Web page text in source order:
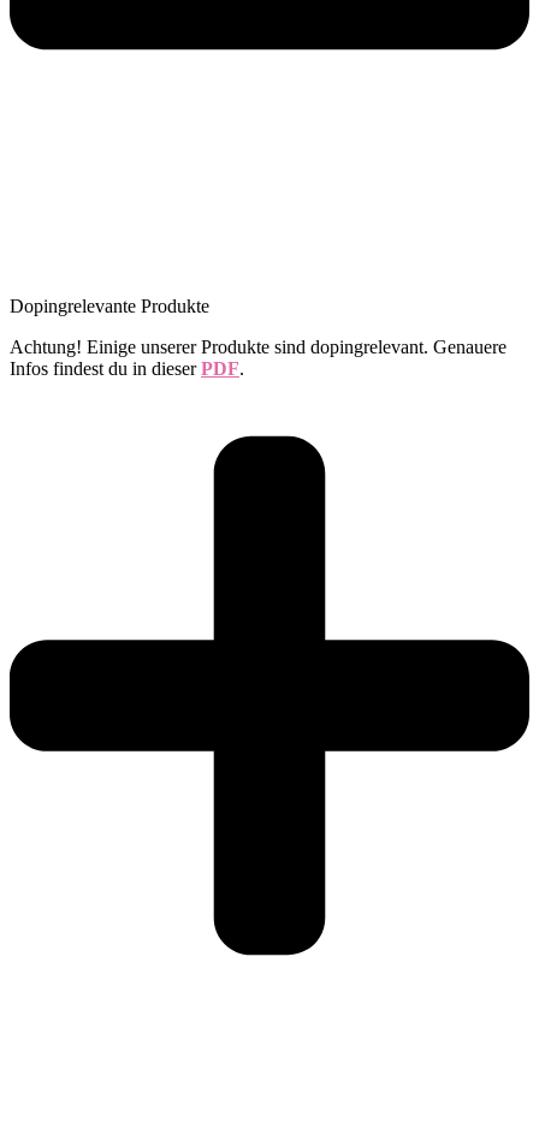
Dopingrelevante Produkte
Achtung! Einige unserer Produkte sind dopingrelevant. Genauere
Infos findest du in dieserPDF.